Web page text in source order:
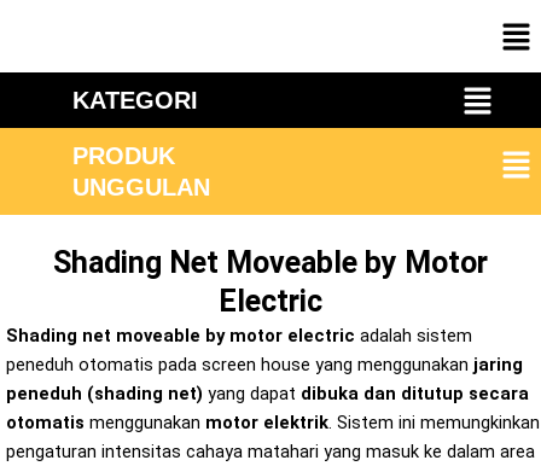
content
KATEGORI Menu
PRODUK
UNGGULAN
Shading Net Moveable by Motor
Electric
Shading net moveable by motor electric adalah sistem
peneduh otomatis pada screen house yang menggunakan jaring
peneduh (shading net) yang dapat dibuka dan ditutup secara
otomatis menggunakan motor elektrik. Sistem ini memungkinkan
pengaturan intensitas cahaya matahari yang masuk ke dalam area